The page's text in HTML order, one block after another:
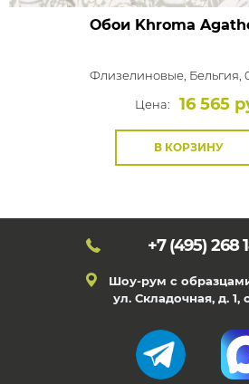
Обои Khroma
Флизелиновые, Бельгия,
Цена:
16 565
В КОРЗИНУ
+7 (495) 268
Шоу-рум с
ул. Складочная, д. 1,